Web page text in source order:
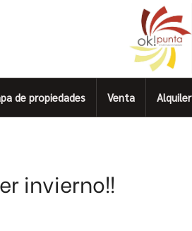
de propiedades Venta Alquiler
invierno!!